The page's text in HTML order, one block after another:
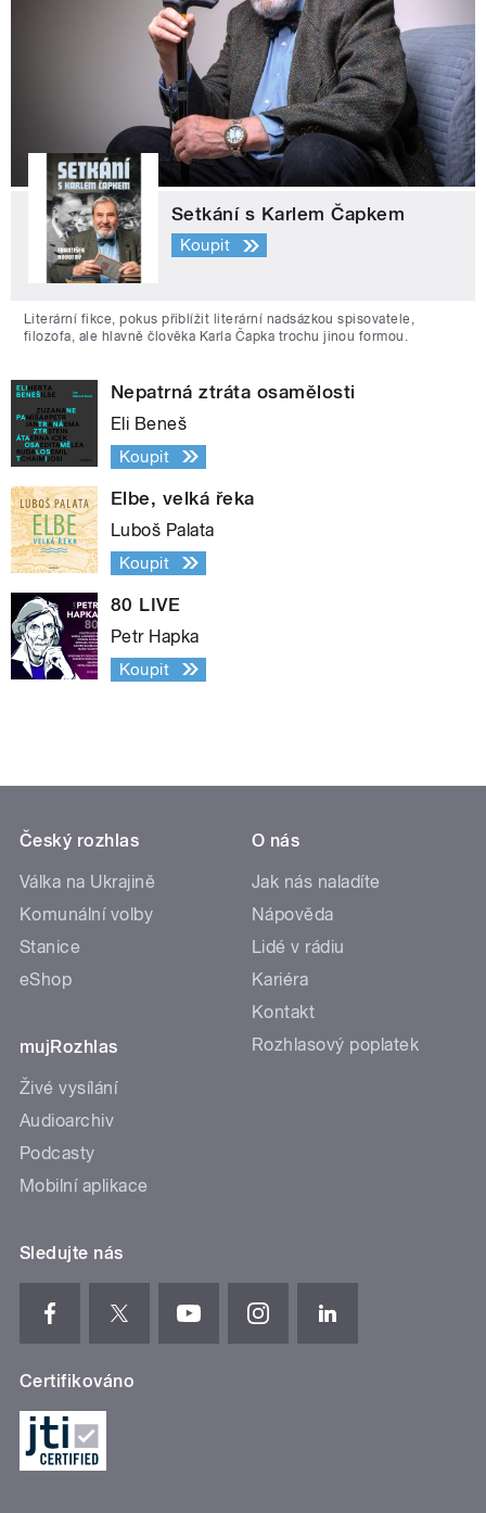
Setkání s Karlem Čapkem
Koupit
Literární fikce, pokus přiblížit literární nadsázkou spisovatele,
filozofa, ale hlavně člověka Karla Čapka trochu jinou formou.
Nepatrná ztráta osamělosti
Eli Beneš
Koupit
Elbe, velká řeka
Luboš Palata
Koupit
80 LIVE
Petr Hapka
Koupit
Český rozhlas
Válka na Ukrajině
Komunální volby
Stanice
eShop
mujRozhlas
Živé vysílání
Audioarchiv
Podcasty
Mobilní aplikace
O nás
Jak nás naladíte
Nápověda
Lidé v rádiu
Kariéra
Kontakt
Rozhlasový poplatek
Sledujte nás
Certifikováno